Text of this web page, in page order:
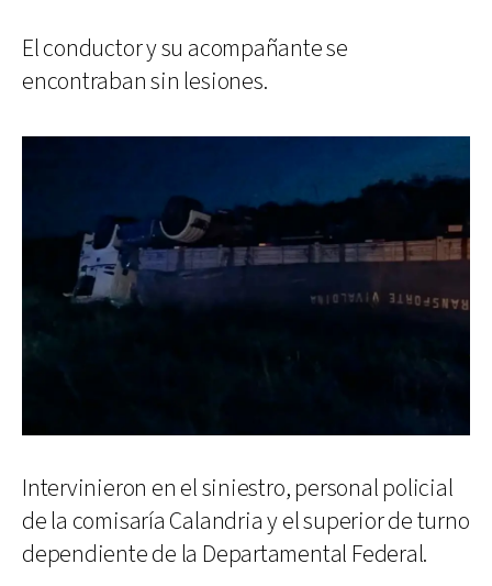
El conductor y su acompañante se
encontraban sin lesiones.
Intervinieron en el siniestro, personal policial
de la comisaría Calandria y el superior de turno
dependiente de la Departamental Federal.